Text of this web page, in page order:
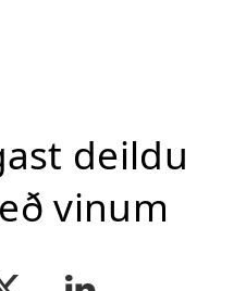
deildu
vinum